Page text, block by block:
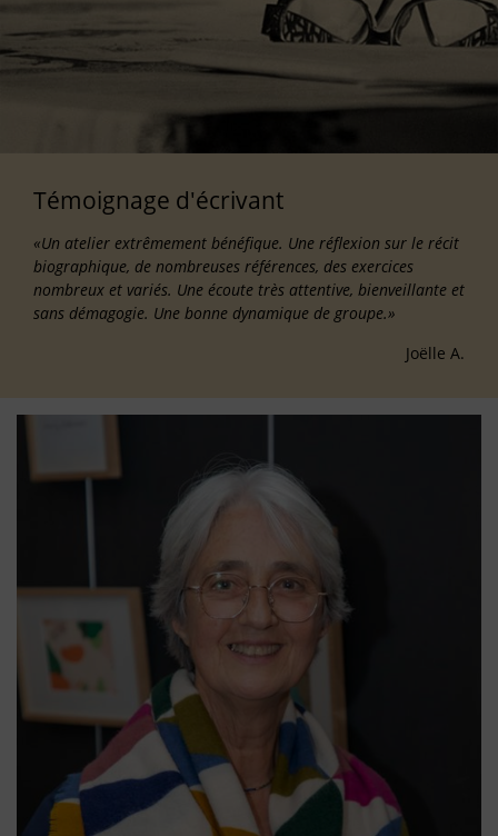
Témoignage d'écrivant
«Un atelier extrêmement bénéfique. Une réflexion sur le récit
biographique, de nombreuses références, des exercices
nombreux et variés. Une écoute très attentive, bienveillante et
sans démagogie. Une bonne dynamique de groupe.»
Joëlle A.